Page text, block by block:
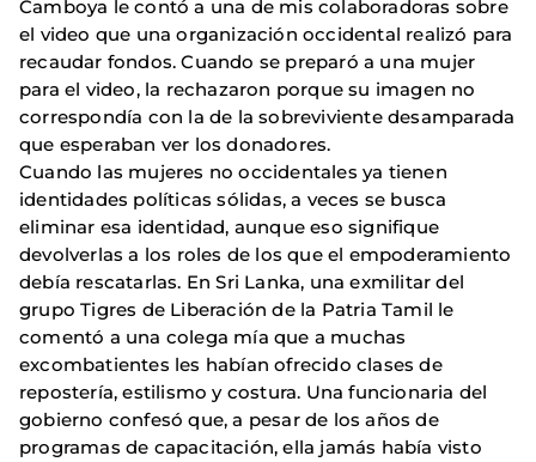
Camboya le contó a una de mis colaboradoras sobre
el video que una organización occidental realizó para
recaudar fondos. Cuando se preparó a una mujer
para el video, la rechazaron porque su imagen no
correspondía con la de la sobreviviente desamparada
que esperaban ver los donadores.
Cuando las mujeres no occidentales ya tienen
identidades políticas sólidas, a veces se busca
eliminar esa identidad, aunque eso signifique
devolverlas a los roles de los que el empoderamiento
debía rescatarlas. En Sri Lanka, una exmilitar del
grupo Tigres de Liberación de la Patria Tamil le
comentó a una colega mía que a muchas
excombatientes les habían ofrecido clases de
repostería, estilismo y costura. Una funcionaria del
gobierno confesó que, a pesar de los años de
programas de capacitación, ella jamás había visto